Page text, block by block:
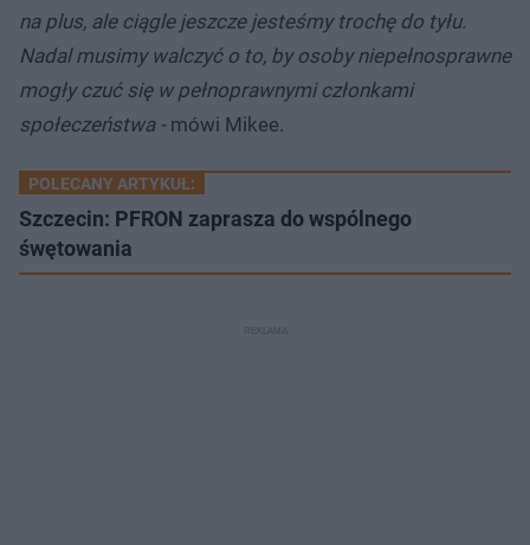
na plus, ale ciągle jeszcze jesteśmy trochę do tyłu.
Nadal musimy walczyć o to, by osoby niepełnosprawne
mogły czuć się w pełnoprawnymi członkami
społeczeństwa - mówi Mikee.
POLECANY ARTYKUŁ:
Szczecin: PFRON zaprasza do wspólnego
śwętowania